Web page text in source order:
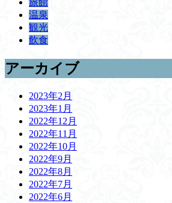
旅館
温泉
観光
飲食
アーカイブ
2023年2月
2023年1月
2022年12月
2022年11月
2022年10月
2022年9月
2022年8月
2022年7月
2022年6月